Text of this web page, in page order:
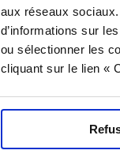
aux réseaux
d’informations sur
ou sélectionner les
cliquant sur le lien «